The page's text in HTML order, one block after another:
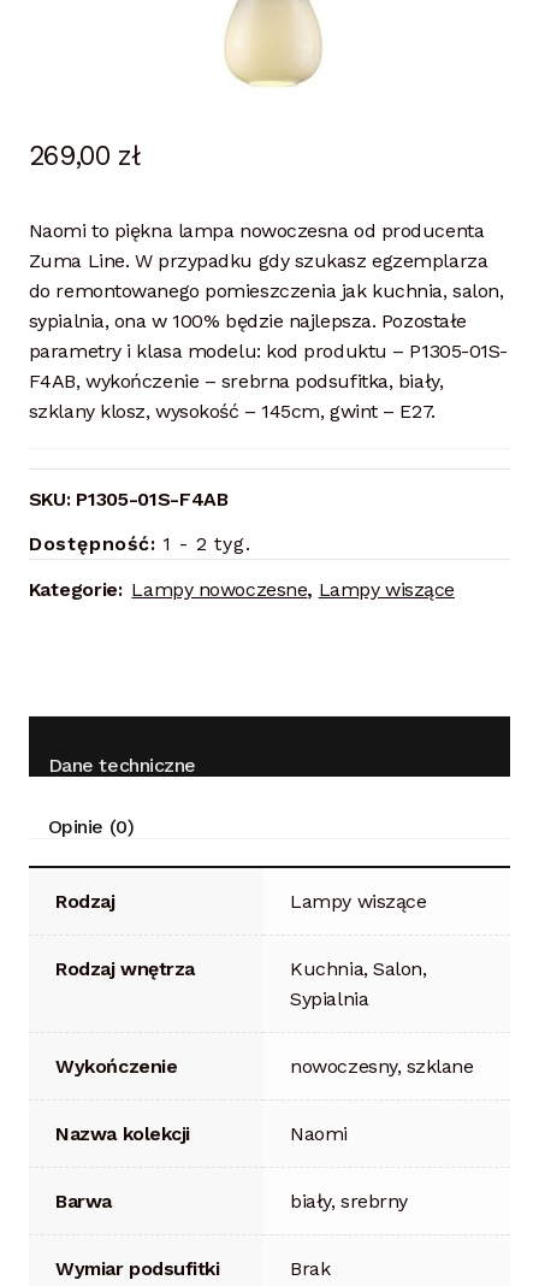
269,00 zł
Naomi to piękna lampa nowoczesna od producenta
Zuma Line. W przypadku gdy szukasz egzemplarza
do remontowanego pomieszczenia jak kuchnia, salon,
sypialnia, ona w 100% będzie najlepsza. Pozostałe
parametry i klasa modelu: kod produktu – P1305-01S-
F4AB, wykończenie – srebrna podsufitka, biały,
szklany klosz, wysokość – 145cm, gwint – E27.
SKU: P1305-01S-F4AB
Dostępność: 1 - 2 tyg.
Kategorie: Lampy nowoczesne, Lampy wiszące
Dane techniczne
Opinie (0)
Rodzaj Lampy wiszące
Rodzaj wnętrza
Kuchnia, Salon,
Sypialnia
Wykończenie nowoczesny, szklane
Nazwa kolekcji Naomi
Barwa biały, srebrny
Wymiar podsufitki
Brak